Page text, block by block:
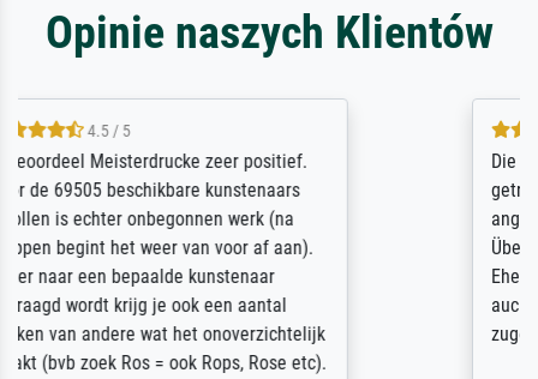
Opinie naszych Klientów
Die Zufriedenheit ist auch nicht dadurch
getrübt, dass das Bild entgegen einer
angegebenen Lieferanschrift (sollte eine
Überraschung für die normannische
Ehefrau sein zum Hochzeits- gleichzeitig
auch Geburtstag sein) doch nach zu Hause
zugestellt wurde.